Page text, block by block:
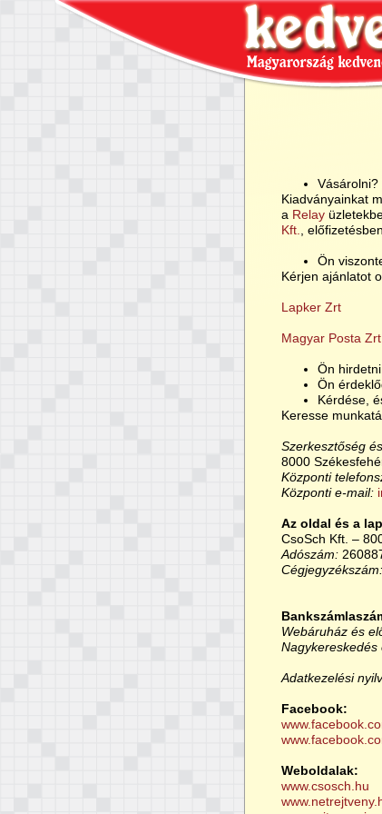
Vásárolni?
Kiadványainkat
a Relay
Kft.
,
Ön
Kérjen ajánlatot
Lapker Zrt
Magyar Posta Zrt
Ön
Ön
Kérdése,
Keresse
Szerkesztőség
8000
Központi
Központi e-mail:
Az oldal és a
CsoSch Kft. –
Adószám:
Cégjegyzékszám:
Webáruház és
Nagykereskedés
Adatkezelési
Facebook:
Weboldalak:
www.csosch.hu